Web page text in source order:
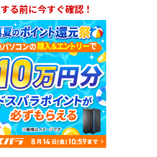
カーシステムに強い
る前に今すぐ確認！